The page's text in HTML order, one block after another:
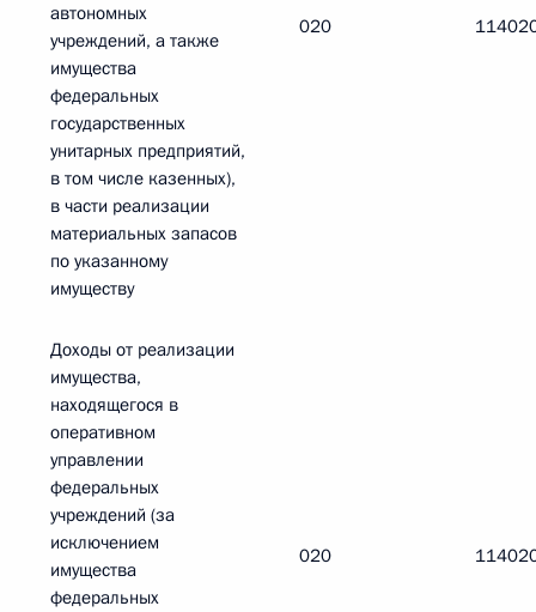
автономных
учреждений, а также
имущества
федеральных
государственных
унитарных предприятий,
в том числе казенных),
в части реализации
материальных запасов
по указанному
имуществу
020
Доходы от реализации
имущества,
находящегося в
оперативном
управлении
федеральных
учреждений (за
исключением
имущества
федеральных
020